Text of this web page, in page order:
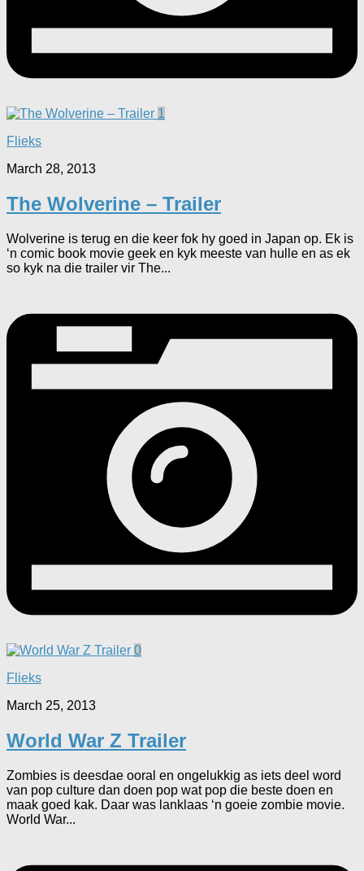
1
Flieks
March 28, 2013
The Wolverine – Trailer
Wolverine is terug en die keer fok hy goed in Japan op. Ek is
‘n comic book movie geek en kyk meeste van hulle en as ek
so kyk na die trailer vir The...
0
Flieks
March 25, 2013
World War Z Trailer
Zombies is deesdae ooral en ongelukkig as iets deel word
van pop culture dan doen pop wat pop die beste doen en
maak goed kak. Daar was lanklaas ‘n goeie zombie movie.
World War...